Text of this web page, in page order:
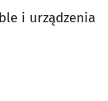
i urządzenia